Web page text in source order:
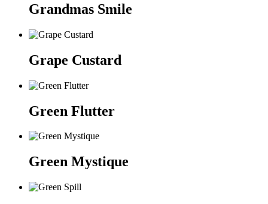
Grandmas Smile
Grape Custard
Green Flutter
Green Mystique